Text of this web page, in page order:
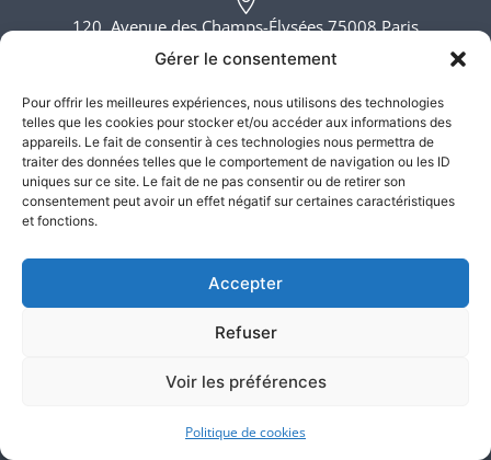
Gérer le consentement
Pour offrir les meilleures expériences, nous utilisons des technologies
telles que les cookies pour stocker et/ou accéder aux informations des
appareils. Le fait de consentir à ces technologies nous permettra de
traiter des données telles que le comportement de navigation ou les ID
uniques sur ce site. Le fait de ne pas consentir ou de retirer son
consentement peut avoir un effet négatif sur certaines caractéristiques
et fonctions.
Accepter
Refuser
Voir les préférences
Politique de cookies
120, Avenue des Champs-Élysées 75008 Paris
6, rue du Bois Sauvage 91000 Evry
Lundi - Vendredi, 8h - 20h
Atlas Justice – SELARL ATLAS JUSTICE ©2026. Tous droits
CGU